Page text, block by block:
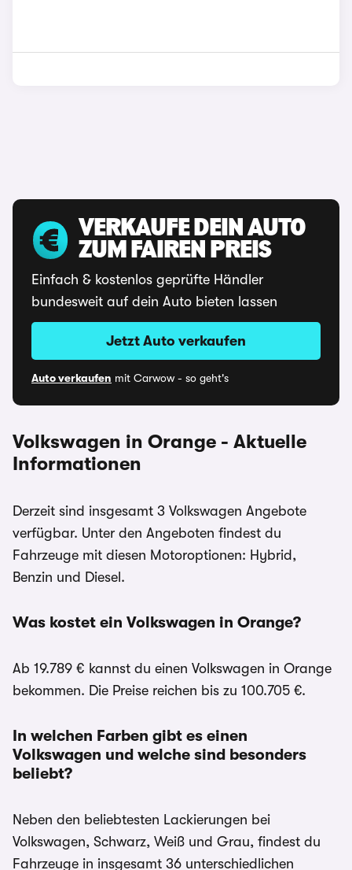
VERKAUFE DEIN AUTO
ZUM FAIREN PREIS
Einfach & kostenlos geprüfte Händler
bundesweit auf dein Auto bieten lassen
Jetzt Auto verkaufen
Auto verkaufen mit Carwow - so geht's
Volkswagen in Orange - Aktuelle
Informationen
Derzeit sind insgesamt 3 Volkswagen Angebote
verfügbar. Unter den Angeboten findest du
Fahrzeuge mit diesen Motoroptionen: Hybrid,
Benzin und Diesel.
Was kostet ein Volkswagen in Orange?
Ab 19.789 € kannst du einen Volkswagen in Orange
bekommen. Die Preise reichen bis zu 100.705 €.
In welchen Farben gibt es einen
Volkswagen und welche sind besonders
beliebt?
Neben den beliebtesten Lackierungen bei
Volkswagen, Schwarz, Weiß und Grau, findest du
Fahrzeuge in insgesamt 36 unterschiedlichen